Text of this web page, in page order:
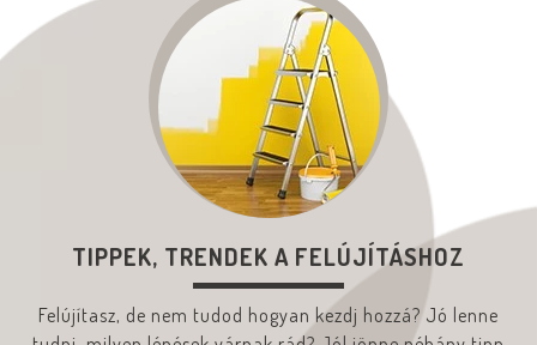
TIPPEK, TRENDEK A FELÚJÍTÁSHOZ
Felújítasz, de nem tudod hogyan kezdj hozzá? Jó lenne